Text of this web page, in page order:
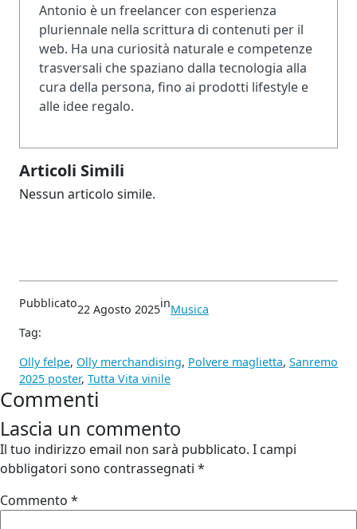
Antonio è un freelancer con esperienza
pluriennale nella scrittura di contenuti per il
web. Ha una curiosità naturale e competenze
trasversali che spaziano dalla tecnologia alla
cura della persona, fino ai prodotti lifestyle e
alle idee regalo.
Articoli Simili
Nessun articolo simile.
Pubblicato22 Agosto 2025inMusica
Tag:
Olly felpe, Olly merchandising, Polvere maglietta, Sanremo
2025 poster, Tutta Vita vinile
Commenti
Lascia un commento
Il tuo indirizzo email non sarà pubblicato. I campi
obbligatori sono contrassegnati *
Commento *